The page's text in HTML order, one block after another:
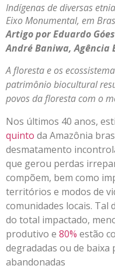
Indígenas de diversas
Eixo Monumental, em
Artigo por Eduardo
André Baniwa, Agência
A floresta e os
patrimônio biocultural
povos da floresta com o
Nos últimos 40 anos,
quinto da Amazônia
desmatamento
que gerou perdas
compõem, bem como
territórios e modos de
comunidades locais. Tal
do total impactado,
produtivo e 80% estão
degradadas ou de baixa
abandonadas